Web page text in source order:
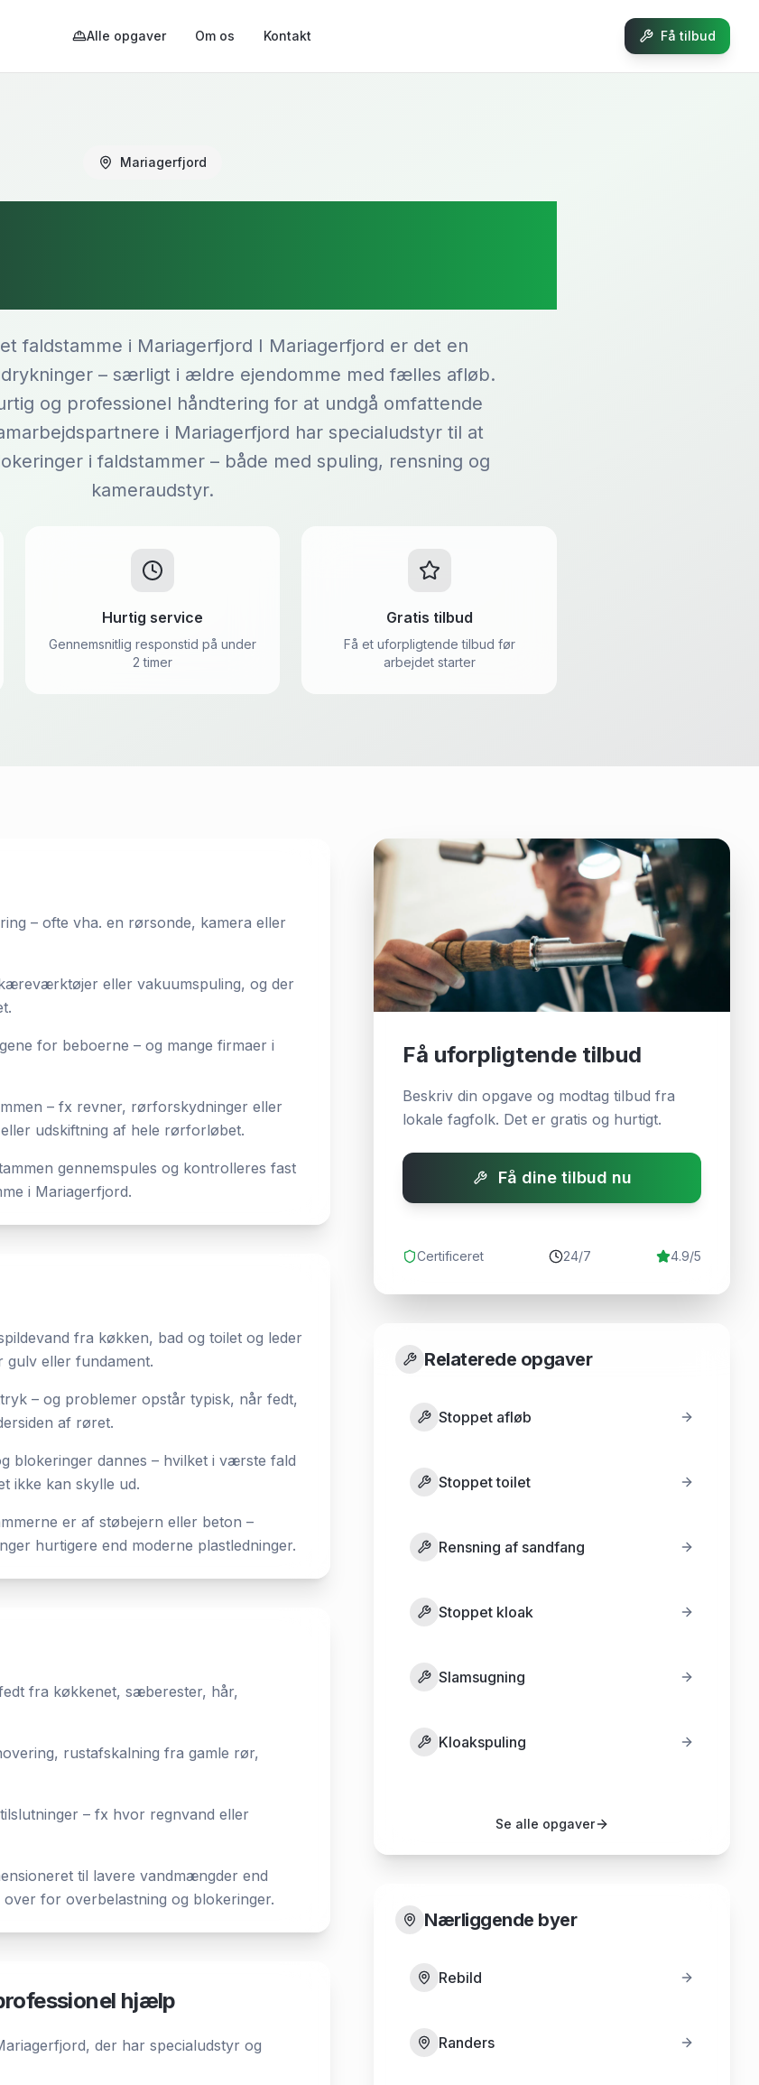
Alle opgaver Om os Kontakt Få tilbud
Mariagerfjord
faldstamme i Mariagerfjord I Mariagerfjord er det en
– særligt i ældre ejendomme med fælles afløb.
og professionel håndtering for at undgå omfattende
i Mariagerfjord har specialudstyr til at
i faldstammer – både med spuling, rensning og
kameraudstyr.
Hurtig service
Gennemsnitlig responstid på under
2 timer
Gratis tilbud
Få et uforpligtende tilbud før
arbejdet starter
– ofte vha. en rørsonde, kamera eller
eller vakuumspuling, og der
for beboerne – og mange firmaer i
– fx revner, rørforskydninger eller
udskiftning af hele rørforløbet.
gennemspules og kontrolleres fast
i Mariagerfjord.
fra køkken, bad og toilet og leder
gulv eller fundament.
– og problemer opstår typisk, når fedt,
af røret.
blokeringer dannes – hvilket i værste fald
ikke kan skylle ud.
er af støbejern eller beton –
hurtigere end moderne plastledninger.
fra køkkenet, sæberester, hår,
rustafskalning fra gamle rør,
– fx hvor regnvand eller
til lavere vandmængder end
for overbelastning og blokeringer.
hjælp
der har specialudstyr og
Få uforpligtende tilbud
Beskriv din opgave og modtag tilbud fra
lokale fagfolk. Det er gratis og hurtigt.
Få dine tilbud nu
Certificeret 24/7 4.9/5
Relaterede opgaver
Stoppet afløb
Stoppet toilet
Rensning af sandfang
Stoppet kloak
Slamsugning
Kloakspuling
Se alle opgaver
Nærliggende byer
Rebild
Randers